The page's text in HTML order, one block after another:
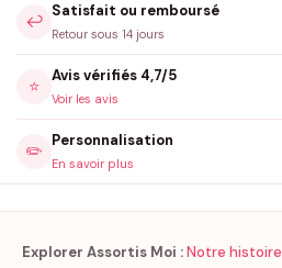
↩️
Satisfait ou remboursé
Retour sous 14 jours
⭐
Avis vérifiés 4,7/5
Voir les avis
✏️
Personnalisation
En savoir plus
Explorer Assortis Moi :Notre histoire